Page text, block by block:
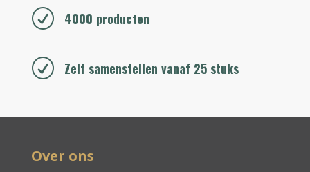
R 4000 producten
R Zelf samenstellen vanaf 25 stuks
Over ons